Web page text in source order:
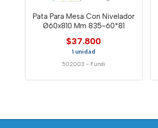
Pata Para Mesa Con Nivelador
Ø60x810 Mm 835-60*81
$37.800
1 unidad
502003 - Fundi